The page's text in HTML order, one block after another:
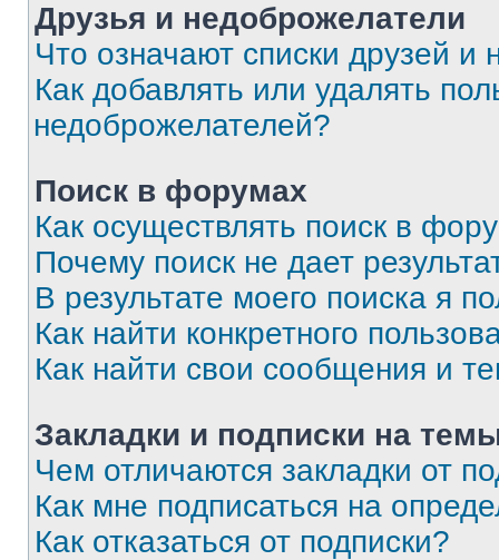
Друзья и недоброжелатели
Что означают списки друзей и
Как добавлять или удалять
недоброжелателей?
Поиск в форумах
Как осуществлять поиск в
Почему поиск не дает
В результате моего поиска я
Как найти конкретного
Как найти свои сообщения и
Закладки и подписки на
Чем отличаются закладки от
Как мне подписаться на
Как отказаться от подписки?